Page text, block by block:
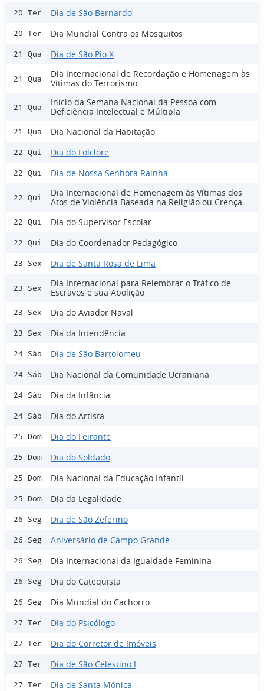
20 Ter Dia de São Bernardo
20 Ter Dia Mundial Contra os Mosquitos
21 Qua Dia de São Pio X
21 Qua
Dia Internacional de Recordação e Homenagem às
Vítimas do Terrorismo
21 Qua
Início da Semana Nacional da Pessoa com
Deficiência Intelectual e Múltipla
21 Qua Dia Nacional da Habitação
22 Qui Dia do Folclore
22 Qui Dia de Nossa Senhora Rainha
22 Qui
Dia Internacional de Homenagem às Vítimas dos
Atos de Violência Baseada na Religião ou Crença
22 Qui Dia do Supervisor Escolar
22 Qui Dia do Coordenador Pedagógico
23 Sex Dia de Santa Rosa de Lima
23 Sex
Dia Internacional para Relembrar o Tráfico de
Escravos e sua Abolição
23 Sex Dia do Aviador Naval
23 Sex Dia da Intendência
24 Sáb Dia de São Bartolomeu
24 Sáb Dia Nacional da Comunidade Ucraniana
24 Sáb Dia da Infância
24 Sáb Dia do Artista
25 Dom Dia do Feirante
25 Dom Dia do Soldado
25 Dom Dia Nacional da Educação Infantil
25 Dom Dia da Legalidade
26 Seg Dia de São Zeferino
26 Seg Aniversário de Campo Grande
26 Seg Dia Internacional da Igualdade Feminina
26 Seg Dia do Catequista
26 Seg Dia Mundial do Cachorro
27 Ter Dia do Psicólogo
27 Ter Dia do Corretor de Imóveis
27 Ter Dia de São Celestino I
27 Ter Dia de Santa Mônica